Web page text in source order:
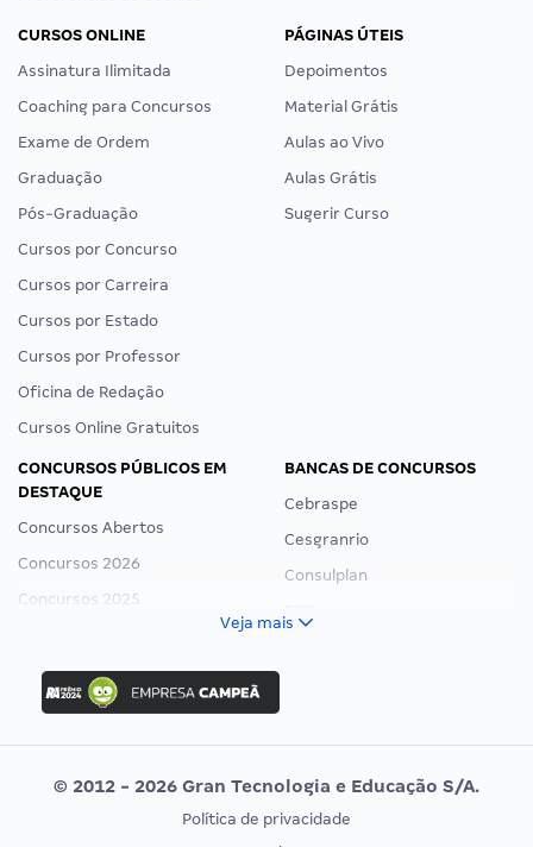
CURSOS ONLINE
Assinatura Ilimitada
Coaching para Concursos
Exame de Ordem
Graduação
Pós-Graduação
Cursos por Concurso
Cursos por Carreira
Cursos por Estado
Cursos por Professor
Oficina de Redação
Cursos Online Gratuitos
PÁGINAS ÚTEIS
Depoimentos
Material Grátis
Aulas ao Vivo
Aulas Grátis
Sugerir Curso
CONCURSOS PÚBLICOS EM
DESTAQUE
Concursos Abertos
Concursos 2026
Concursos 2025
Concurso Ibama
Concurso MPU
Editais publicados
BANCAS DE CONCURSOS
Cebraspe
Cesgranrio
Consulplan
Vunesp
CONCURSOS POR PROFISSÃO EXAME DE ORDEM
Veja mais
© 2012 - 2026 Gran Tecnologia e Educação S/A.
Política de privacidade